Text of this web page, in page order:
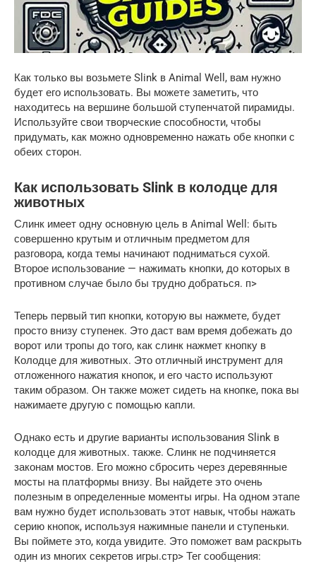
Как только вы возьмете Slink в Animal Well, вам нужно
будет его использовать. Вы можете заметить, что
находитесь на вершине большой ступенчатой ​​пирамиды.
Используйте свои творческие способности, чтобы
придумать, как можно одновременно нажать обе кнопки с
обеих сторон.
Как использовать Slink в колодце для
животных
Слинк имеет одну основную цель в Animal Well: быть
совершенно крутым и отличным предметом для
разговора, когда темы начинают подниматься сухой.
Второе использование — нажимать кнопки, до которых в
противном случае было бы трудно добраться. п>
Теперь первый тип кнопки, которую вы нажмете, будет
просто внизу ступенек. Это даст вам время добежать до
ворот или тропы до того, как слинк нажмет кнопку в
Колодце для животных. Это отличный инструмент для
отложенного нажатия кнопок, и его часто используют
таким образом. Он также может сидеть на кнопке, пока вы
нажимаете другую с помощью капли.
Однако есть и другие варианты использования Slink в
колодце для животных. также. Слинк не подчиняется
законам мостов. Его можно сбросить через деревянные
мосты на платформы внизу. Вы найдете это очень
полезным в определенные моменты игры. На одном этапе
вам нужно будет использовать этот навык, чтобы нажать
серию кнопок, используя нажимные панели и ступеньки.
Вы поймете это, когда увидите. Это поможет вам раскрыть
один из многих секретов игры.стр> Тег сообщения: